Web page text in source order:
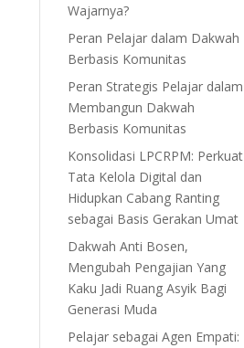
Wajarnya?
Peran Pelajar dalam Dakwah
Berbasis Komunitas
Peran Strategis Pelajar dalam
Membangun Dakwah
Berbasis Komunitas
Konsolidasi LPCRPM: Perkuat
Tata Kelola Digital dan
Hidupkan Cabang Ranting
sebagai Basis Gerakan Umat
Dakwah Anti Bosen,
Mengubah Pengajian Yang
Kaku Jadi Ruang Asyik Bagi
Generasi Muda
Pelajar sebagai Agen Empati: